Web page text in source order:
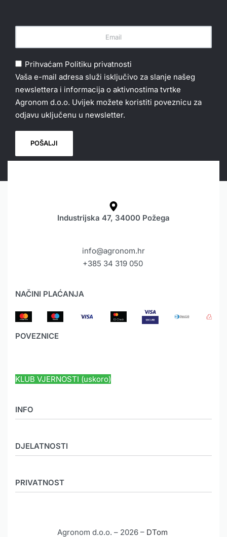
Prihvaćam Politiku privatnosti
Vaša e-mail adresa služi isključivo za slanje našeg
newslettera i informacija o aktivnostima tvrtke
Agronom d.o.o. Uvijek možete koristiti poveznicu za
odjavu uključenu u newsletter.
Industrijska 47, 34000 Požega
info@agronom.hr
+385 34 319 050
DJELATNOSTI
KOOPERACIJA
GRAĐEVINSKI MATERIJAL
PRIVATNOST
INFO
Novosti
Galerija
Karijera
NAČINI PLAĆANJA
POVEZNICE
KLUB VJERNOSTI (uskoro)
Agronom d.o.o. – 2026 – DTom